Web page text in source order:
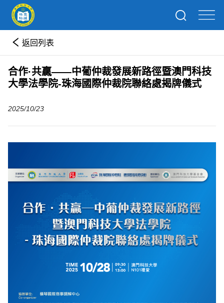
返回列表
合作·共贏——中葡仲裁發展新路徑暨澳門科技
大學法學院-珠海國際仲裁院聯絡處揭牌儀式
2025/10/23